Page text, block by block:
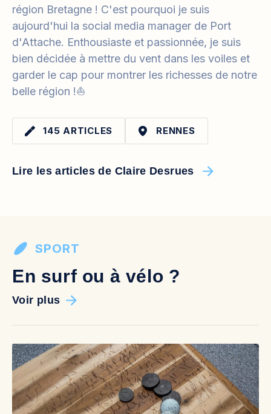
région Bretagne ! C'est pourquoi je suis
aujourd'hui la social media manager de Port
d'Attache. Enthousiaste et passionnée, je suis
bien décidée à mettre du vent dans les voiles et
garder le cap pour montrer les richesses de notre
belle région !⛵️
145 ARTICLES RENNES
Lire les articles de Claire Desrues
En surf ou à vélo ?
SPORT
Voir plus